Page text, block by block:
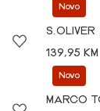
Novo
S.OLIVER
139,95 KM
Novo
MARCO